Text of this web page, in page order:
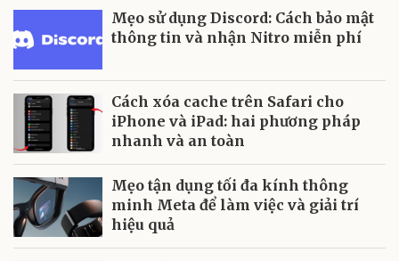
Mẹo sử dụng Discord: Cách bảo mật
thông tin và nhận Nitro miễn phí
Cách xóa cache trên Safari cho
iPhone và iPad: hai phương pháp
nhanh và an toàn
Mẹo tận dụng tối đa kính thông
minh Meta để làm việc và giải trí
hiệu quả